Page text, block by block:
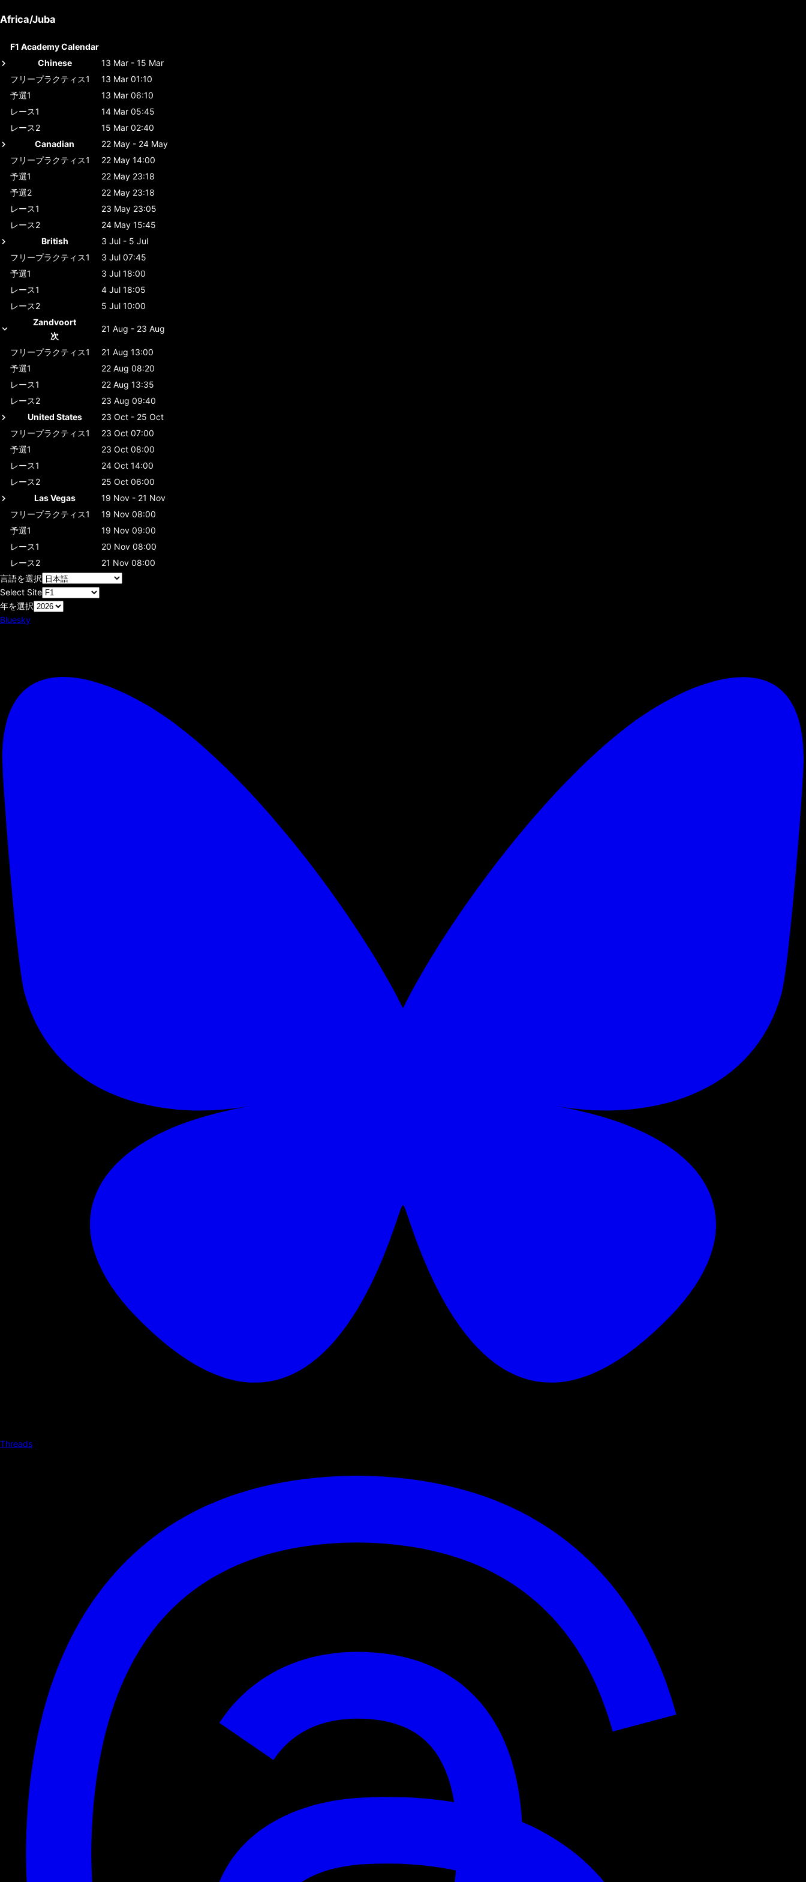
Africa/Juba
F1 Academy Calendar
Chinese
13 Mar - 15 Mar
フリープラクティス1
13 Mar 01:10
予選1
13 Mar 06:10
レース1
14 Mar 05:45
レース2
15 Mar 02:40
Canadian
22 May - 24 May
フリープラクティス1
22 May 14:00
予選1
22 May 23:18
予選2
22 May 23:18
レース1
23 May 23:05
レース2
24 May 15:45
British
3 Jul - 5 Jul
フリープラクティス1
3 Jul 07:45
予選1
3 Jul 18:00
レース1
4 Jul 18:05
レース2
5 Jul 10:00
Zandvoort
次
21 Aug - 23 Aug
フリープラクティス1
21 Aug 13:00
予選1
22 Aug 08:20
レース1
22 Aug 13:35
レース2
23 Aug 09:40
United States
23 Oct - 25 Oct
フリープラクティス1
23 Oct 07:00
予選1
23 Oct 08:00
レース1
24 Oct 14:00
レース2
25 Oct 06:00
Las Vegas
19 Nov - 21 Nov
フリープラクティス1
19 Nov 08:00
予選1
19 Nov 09:00
レース1
20 Nov 08:00
レース2
21 Nov 08:00
言語を選択
Select Site
年を選択
Bluesky
Threads